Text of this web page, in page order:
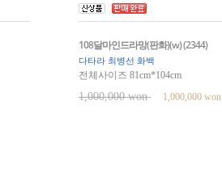
108달마인드라망(판화)(w) (2344)
다타라 최병선 화백
전체사이즈 81cm*104cm
1,000,000 won 1,000,000 won